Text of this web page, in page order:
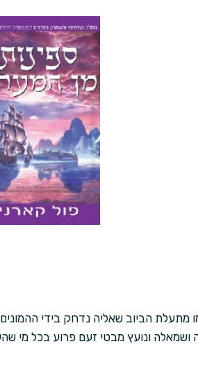
מתעלת הביוב שאליה נדחק בידי
ושמאלה ונועץ מבטי זעם פרוע בכל מי